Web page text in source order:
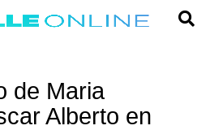
de Maria
Alberto en